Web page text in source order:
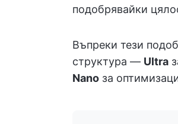
подобрявайки
Въпреки тези
структура — Ultra
Nano за